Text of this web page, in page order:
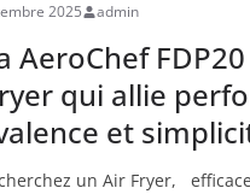
2025 admin
AeroChef
qui allie
et
un Air Fryer,